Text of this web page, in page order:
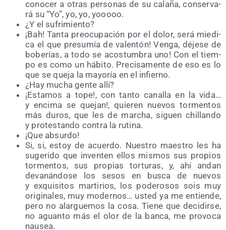
cono­cer a otras per­so­nas de su cala­ña, con­ser­va­
rá su “Yo”, yo, yo, yooooo.
¿Y el sufrimiento?
¡Bah! Tan­ta preo­cu­pa­ción por el dolor, será mie­di­
ca el que pre­su­mía de valen­tón! Ven­ga, déje­se de
bobe­rías, a todo se acos­tum­bra uno! Con el tiem­
po es como un hábi­to. Pre­ci­sa­men­te de eso es lo
que se que­ja la mayo­ría en el infierno.
¿Hay mucha gen­te allí?
¡Esta­mos a tope!, con tan­to cana­lla en la vida…
y enci­ma se que­jan!, quie­ren nue­vos tor­men­tos
más duros, que les de mar­cha, siguen chi­llan­do
y pro­tes­tan­do con­tra la rutina.
¡Que absur­do!
Si, si, estoy de acuer­do. Nues­tro maes­tro les ha
suge­ri­do que inven­ten ellos mis­mos sus pro­pios
tor­men­tos, sus pro­pias tor­tu­ras, y, ahí andan
deva­nán­do­se los sesos en bus­ca de nue­vos
y exqui­si­tos mar­ti­rios, los pode­ro­sos sois muy
ori­gi­na­les, muy moder­nos… usted ya me entien­de,
pero no alar­gue­mos la cosa. Tie­ne que deci­dir­se,
no aguan­to más el olor de la ban­ca, me pro­vo­ca
nau­sea.